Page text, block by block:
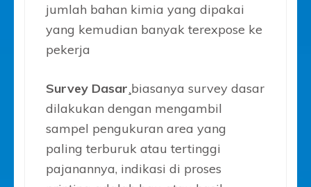
jumlah bahan kimia yang dipakai
yang kemudian banyak terexpose ke
pekerja
Survey Dasar¸biasanya survey dasar
dilakukan dengan mengambil
sampel pengukuran area yang
paling terburuk atau tertinggi
pajanannya, indikasi di proses